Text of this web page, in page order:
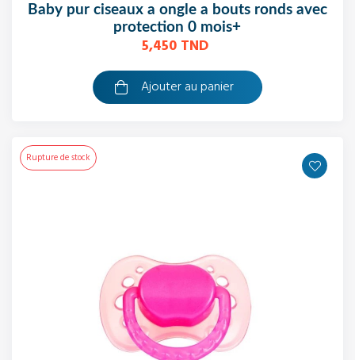
baby pur ciseaux a ongle a bouts ronds avec
protection 0 mois+
5,450 TND
Ajouter au panier
Rupture de stock